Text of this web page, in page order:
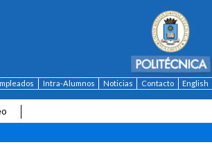
Intra-Alumnos Noticias Contacto English